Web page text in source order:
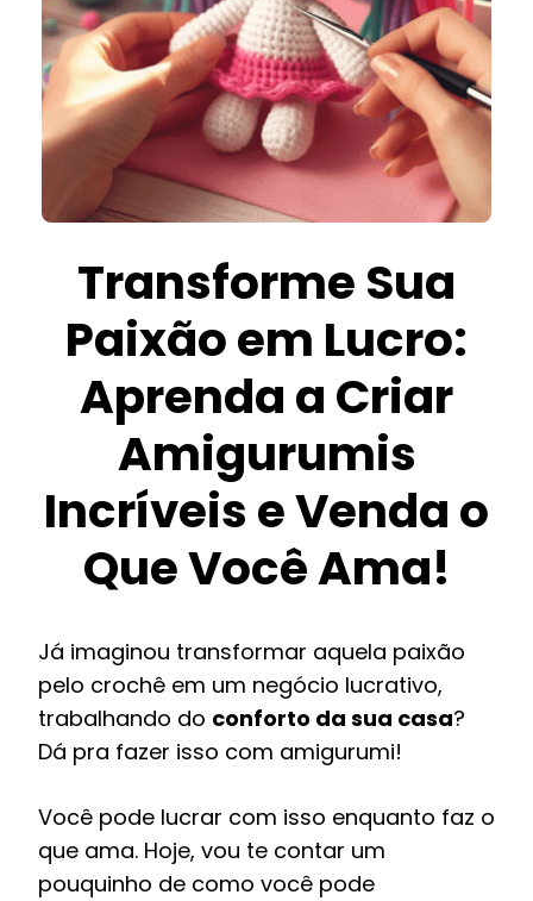
Transforme Sua
Paixão em Lucro:
Aprenda a Criar
Amigurumis
Incríveis e Venda o
Que Você Ama!
Já imaginou transformar aquela paixão
pelo crochê em um negócio lucrativo,
trabalhando do conforto da sua casa?
Dá pra fazer isso com amigurumi!
Você pode lucrar com isso enquanto faz o
que ama. Hoje, vou te contar um
pouquinho de como você pode